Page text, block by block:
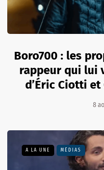
Boro700 : les
rappeur qui lui
d’Éric Ciotti
8
A LA UNE MÉDIAS